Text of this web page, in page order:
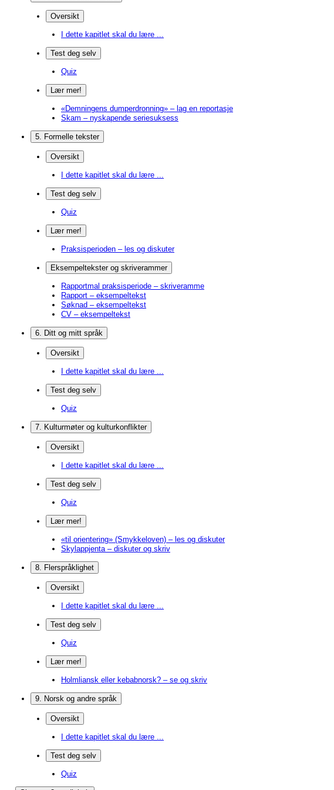
Oversikt
I dette kapitlet skal du lære ...
Test deg selv
Quiz
Lær mer!
«Demningens dumperdronning» – lag en reportasje
Skam – nyskapende seriesuksess
5. Formelle tekster
Oversikt
I dette kapitlet skal du lære ...
Test deg selv
Quiz
Lær mer!
Praksisperioden – les og diskuter
Eksempeltekster og skriverammer
Rapportmal praksisperiode – skriveramme
Rapport – eksempeltekst
Søknad – eksempeltekst
CV – eksempeltekst
6. Ditt og mitt språk
Oversikt
I dette kapitlet skal du lære ...
Test deg selv
Quiz
7. Kulturmøter og kulturkonflikter
Oversikt
I dette kapitlet skal du lære ...
Test deg selv
Quiz
Lær mer!
«til orientering» (Smykkeloven) – les og diskuter
Skylappjenta – diskuter og skriv
8. Flerspråklighet
Oversikt
I dette kapitlet skal du lære ...
Test deg selv
Quiz
Lær mer!
Holmliansk eller kebabnorsk? – se og skriv
9. Norsk og andre språk
Oversikt
I dette kapitlet skal du lære ...
Test deg selv
Quiz